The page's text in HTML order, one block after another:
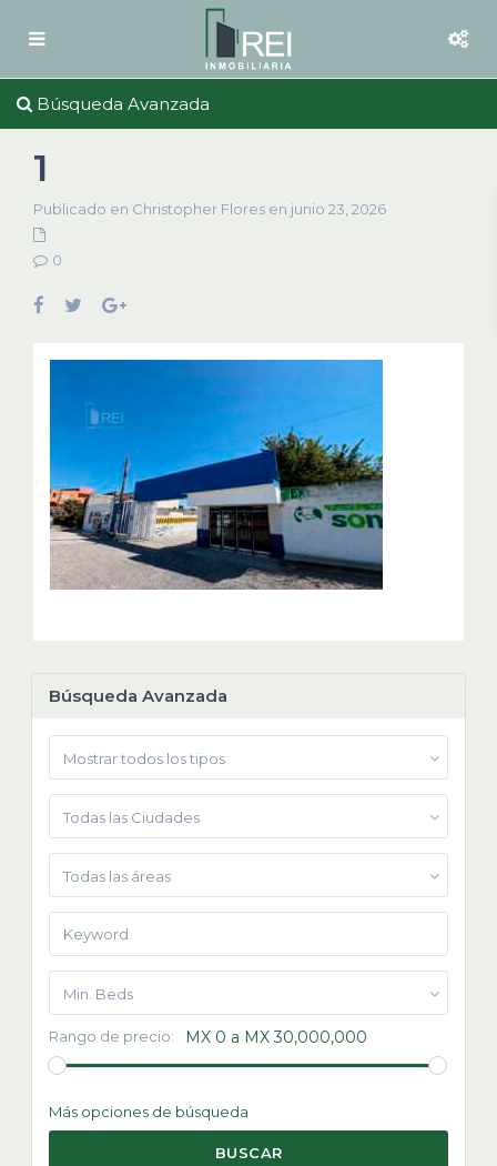
Búsqueda Avanzada
1
Publicado en Christopher Flores en junio 23, 2026
0
Búsqueda Avanzada
Mostrar todos los tipos
Todas las Ciudades
Todas las áreas
Min. Beds
Rango de precio: MX 0 a MX 30,000,000
Más opciones de búsqueda
BUSCAR